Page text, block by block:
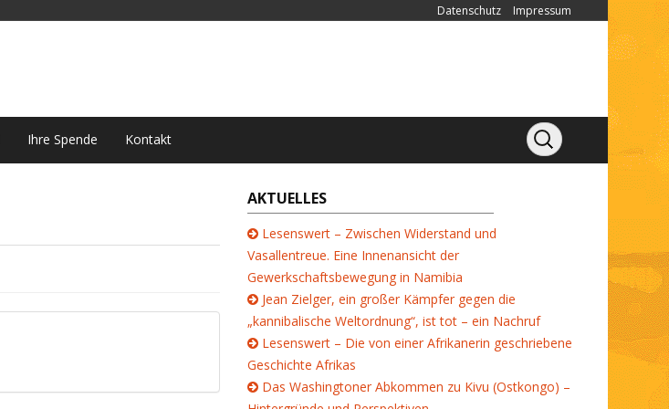
Datenschutz Impressum
Ihre Spende Kontakt
AKTUELLES
Lesenswert – Zwischen Widerstand und
Vasallentreue. Eine Innenansicht der
Gewerkschaftsbewegung in Namibia
Jean Zielger, ein großer Kämpfer gegen die
„kannibalische Weltordnung“, ist tot – ein Nachruf
Lesenswert – Die von einer Afrikanerin geschriebene
Geschichte Afrikas
Das Washingtoner Abkommen zu Kivu (Ostkongo) –